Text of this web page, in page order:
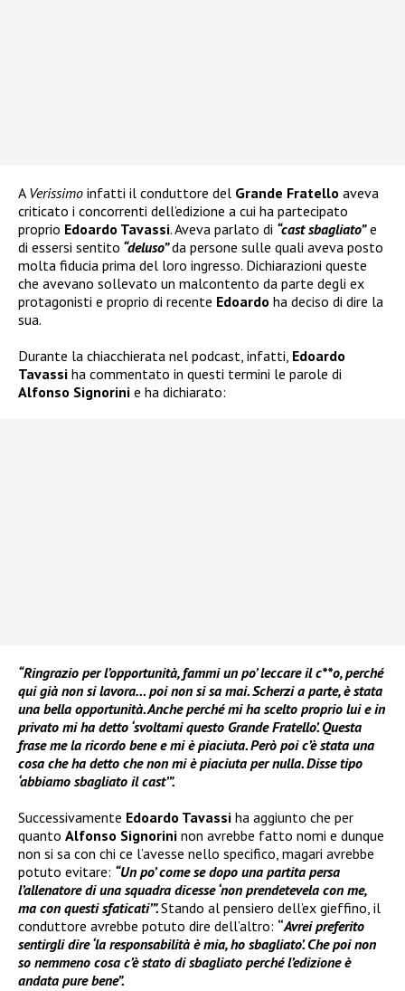
A Verissimo infatti il conduttore del Grande Fratello aveva
criticato i concorrenti dell’edizione a cui ha partecipato
proprio Edoardo Tavassi. Aveva parlato di “cast sbagliato”e
di essersi sentito “deluso”da persone sulle quali aveva posto
molta fiducia prima del loro ingresso. Dichiarazioni queste
che avevano sollevato un malcontento da parte degli ex
protagonisti e proprio di recente Edoardo ha deciso di dire la
sua.
Durante la chiacchierata nel podcast, infatti, Edoardo
Tavassi ha commentato in questi termini le parole di
Alfonso Signorini e ha dichiarato:
“Ringrazio per l’opportunità, fammi un po’ leccare il c**o, perché
qui già non si lavora… poi non si sa mai. Scherzi a parte, è stata
una bella opportunità. Anche perché mi ha scelto proprio lui e in
privato mi ha detto ‘svoltami questo Grande Fratello’. Questa
frase me la ricordo bene e mi è piaciuta. Però poi c’è stata una
cosa che ha detto che non mi è piaciuta per nulla. Disse tipo
‘abbiamo sbagliato il cast’”.
Successivamente Edoardo Tavassi ha aggiunto che per
quanto Alfonso Signorini non avrebbe fatto nomi e dunque
non si sa con chi ce l’avesse nello specifico, magari avrebbe
potuto evitare: “Un po’ come se dopo una partita persa
l’allenatore di una squadra dicesse ‘non prendetevela con me,
ma con questi sfaticati’”.Stando al pensiero dell’ex gieffino, il
conduttore avrebbe potuto dire dell’altro: “Avrei preferito
sentirgli dire ‘la responsabilità è mia, ho sbagliato’. Che poi non
so nemmeno cosa c’è stato di sbagliato perché l’edizione è
andata pure bene”.